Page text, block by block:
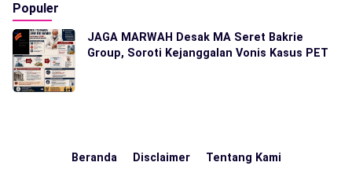
Populer
JAGA MARWAH Desak MA Seret Bakrie
Group, Soroti Kejanggalan Vonis Kasus PET
Beranda Disclaimer Tentang Kami